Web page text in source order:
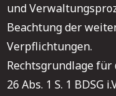
und
Beachtung der
Verpflichtungen.
Rechtsgrundlage
26 Abs. 1 S. 1 BDSG